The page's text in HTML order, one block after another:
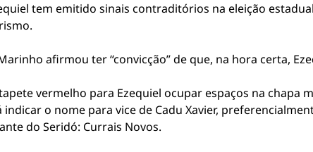
tem emitido sinais contraditórios na eleição
afirmou ter “convicção” de que, na hora certa,
vermelho para Ezequiel ocupar espaços na chapa
o nome para vice de Cadu Xavier,
do Seridó: Currais Novos.